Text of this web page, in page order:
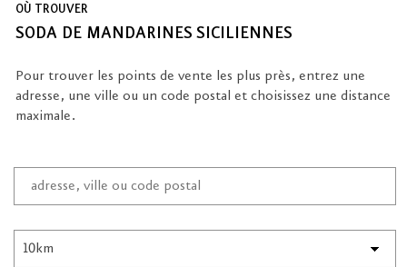
OÙ TROUVER
SODA DE MANDARINES SICILIENNES
Pour trouver les points de vente les plus près, entrez une
adresse, une ville ou un code postal et choisissez une distance
maximale.